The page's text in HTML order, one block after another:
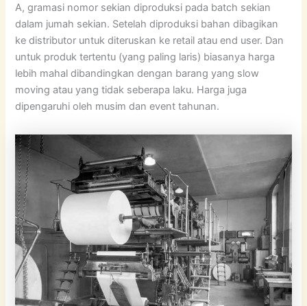
A, gramasi nomor sekian diproduksi pada batch sekian
dalam jumah sekian. Setelah diproduksi bahan dibagikan
ke distributor untuk diteruskan ke retail atau end user. Dan
untuk produk tertentu (yang paling laris) biasanya harga
lebih mahal dibandingkan dengan barang yang slow
moving atau yang tidak seberapa laku. Harga juga
dipengaruhi oleh musim dan event tahunan.